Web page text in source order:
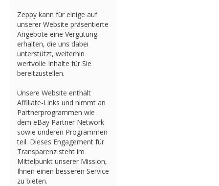
Zeppy kann für einige auf
unserer Website präsentierte
Angebote eine Vergütung
erhalten, die uns dabei
unterstützt, weiterhin
wertvolle Inhalte für Sie
bereitzustellen.
Unsere Website enthält
Affiliate-Links und nimmt an
Partnerprogrammen wie
dem eBay Partner Network
sowie underen Programmen
teil. Dieses Engagement für
Transparenz steht im
Mittelpunkt unserer Mission,
Ihnen einen besseren Service
zu bieten.